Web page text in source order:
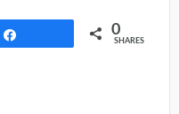
0
SHARES